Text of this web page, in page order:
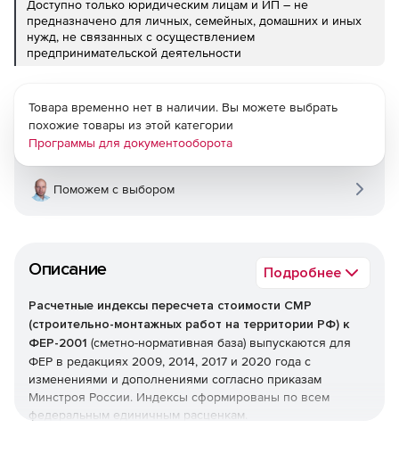
Доступно только юридическим лицам и ИП – не
предназначено для личных, семейных, домашних и иных
нужд, не связанных с осуществлением
предпринимательской деятельности
Описание Подробнее
Расчетные индексы пересчета стоимости СМР
(строительно-монтажных работ на территории РФ) к
ФЕР-2001 (сметно-нормативная база) выпускаются для
ФЕР в редакциях 2009, 2014, 2017 и 2020 года с
изменениями и дополнениями согласно приказам
Минстроя России. Индексы сформированы по всем
федеральным единичным расценкам.
Товара временно нет в наличии. Вы можете выбрать
похожие товары из этой категории
Программы для документооборота
Поможем с выбором